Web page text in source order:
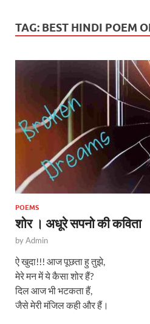
TAG: BEST HINDI POEM
POEMS
शोर । अधूरे सपनो की कविता
byAdmin
ऐ खुदा!!! आज पूछता हु तुझे,
मेरे मन में ये कैसा शोर हैं?
दिल आज भी भटकता हैं,
जैसे मेरी मंजिल कही और हैं।